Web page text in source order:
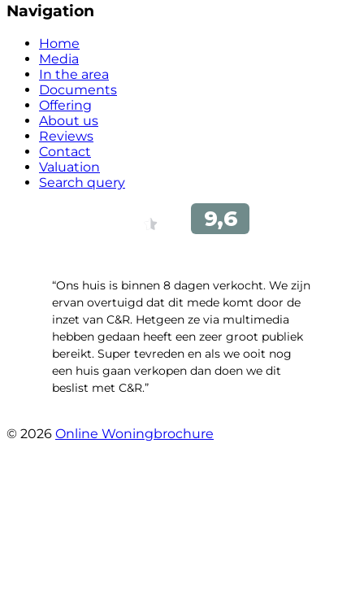
Navigation
Home
Media
In the area
Documents
Offering
About us
Reviews
Contact
Valuation
Search query
“Ons huis is binnen 8 dagen verkocht. We zijn
ervan overtuigd dat dit mede komt door de
inzet van C&R. Hetgeen ze via multimedia
hebben gedaan heeft een zeer groot publiek
bereikt. Super tevreden en als we ooit nog
een huis gaan verkopen dan doen we dit
beslist met C&R.”
© 2026 Online Woningbrochure